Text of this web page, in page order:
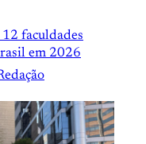
12 faculdades
em 2026